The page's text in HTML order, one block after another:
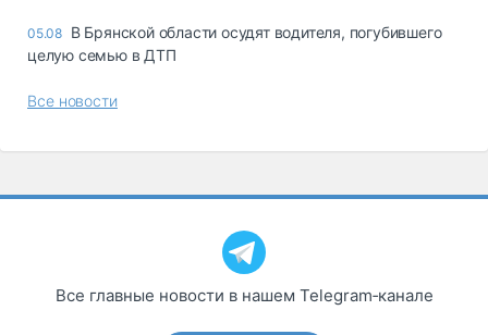
05.08 В Брянской области осудят водителя, погубившего
целую семью в ДТП
Все новости
Все главные новости в нашем Telegram‑канале